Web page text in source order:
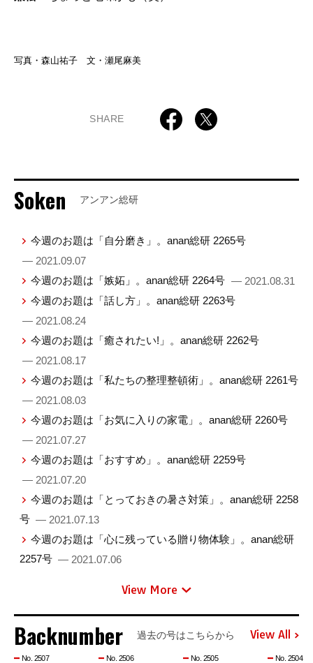
写真・森山祐子 文・瀬尾麻美
SHARE
Soken アンアン総研
今週のお題は「自分磨き」。anan総研 2265号
— 2021.09.07
今週のお題は「嫉妬」。anan総研 2264号 — 2021.08.31
今週のお題は「話し方」。anan総研 2263号
— 2021.08.24
今週のお題は「癒されたい!」。anan総研 2262号
— 2021.08.17
今週のお題は「私たちの整理整頓術」。anan総研 2261号
— 2021.08.03
今週のお題は「お気に入りの家電」。anan総研 2260号
— 2021.07.27
今週のお題は「おすすめ」。anan総研 2259号
— 2021.07.20
今週のお題は「とっておきの暑さ対策」。anan総研 2258
号 — 2021.07.13
今週のお題は「心に残っている贈り物体験」。anan総研
2257号 — 2021.07.06
View More
Backnumber 過去の号はこちらから View All
No. 2507 No. 2506 No. 2505 No. 2504